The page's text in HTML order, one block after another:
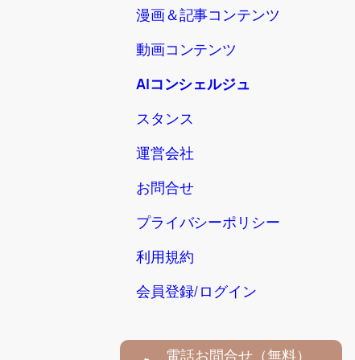
漫画＆記事コンテンツ
動画コンテンツ
AIコンシェルジュ
スタンス
運営会社
お問合せ
プライバシーポリシー
利用規約
会員登録/ログイン
電話お問合せ（無料）